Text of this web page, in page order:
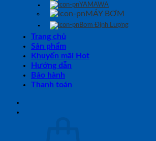
YAMAWA
MÁY BƠM
Bơm Định Lượng
Trang chủ
Sản phẩm
Khuyến mãi Hot
Hướng dẫn
Bảo hành
Thanh toán